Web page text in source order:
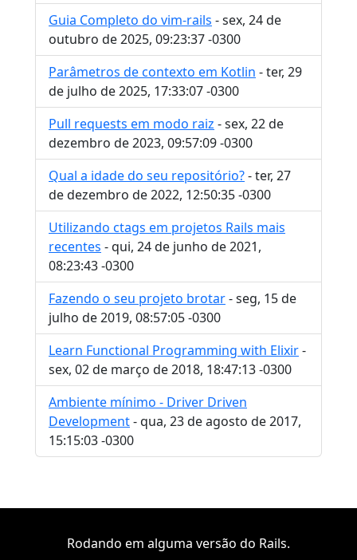
Guia Completo do vim-rails - sex, 24 de
outubro de 2025, 09:23:37 -0300
Parâmetros de contexto em Kotlin - ter, 29
de julho de 2025, 17:33:07 -0300
Pull requests em modo raiz - sex, 22 de
dezembro de 2023, 09:57:09 -0300
Qual a idade do seu repositório?- ter, 27
de dezembro de 2022, 12:50:35 -0300
Utilizando ctags em projetos Rails mais
recentes - qui, 24 de junho de 2021,
08:23:43 -0300
Fazendo o seu projeto brotar- seg, 15 de
julho de 2019, 08:57:05 -0300
Learn Functional Programming with Elixir-
sex, 02 de março de 2018, 18:47:13 -0300
Ambiente mínimo - Driver Driven
Development- qua, 23 de agosto de 2017,
15:15:03 -0300
Rodando em alguma versão do Rails.